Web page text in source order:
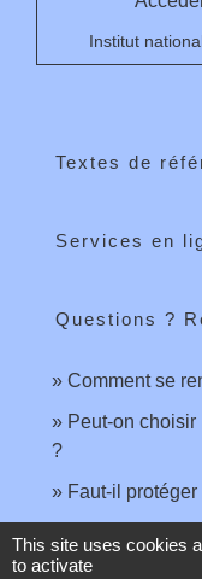
Institut
Textes de
Services en
Questions ?
Comment se
Peut-on
?
Faut-il
This site uses cookies
to activate